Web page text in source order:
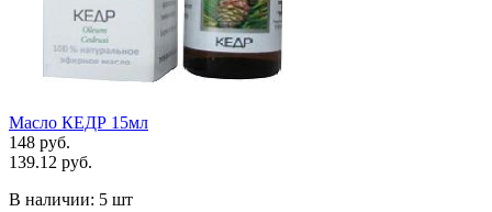
Масло КЕДР 15мл
148 руб.
139.12 руб.
В наличии: 5 шт